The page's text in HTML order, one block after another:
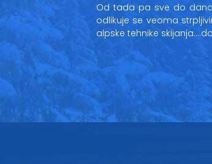
Od tada pa sve do
odlikuje se veoma
alpske tehnike